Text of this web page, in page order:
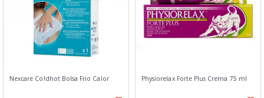
Nexcare Coldhot Bolsa Frio Calor Physiorelax Forte Plus Crema 75 ml